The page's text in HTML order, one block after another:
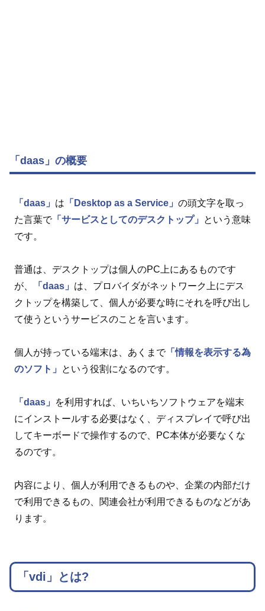
「daas」の概要
「daas」 は 「Desktop as a Service」 の頭文字を取っ
た言葉で「サービスとしてのデスクトップ」
という意味
です。
普通は、デスクトップは個人のPC上にあるものです
が、
「daas」 は、プロバイダがネットワーク上にデス
クトップを構築して、個人が必要な時にそれを呼び出し
て使うというサービスのことを言います。
個人が持っている端末は、あくまで「情報を表示する為
のソフト」
という役割になるのです。
「daas」
を利用すれば、いちいちソフトウェアを端末
にインストールする必要はなく、ディスプレイで呼び出
してキーボードで操作するので、PC本体が必要なくな
るのです。
内容により、個人が利用できるものや、企業の内部だけ
で利用できるもの、関連会社が利用できるものなどがあ
ります。
「vdi」とは?